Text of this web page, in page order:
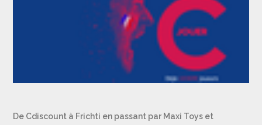
De Cdiscount à Frichti en passant par Maxi Toys et